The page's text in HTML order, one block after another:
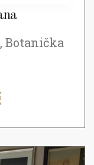
Botanička